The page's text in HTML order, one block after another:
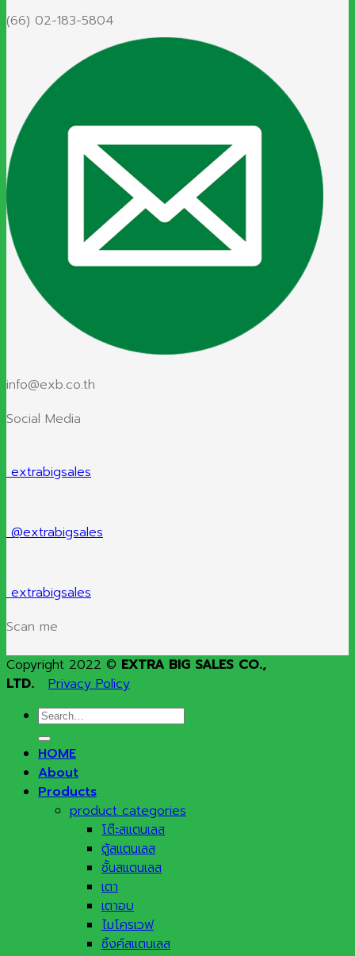
(66) 02-183-5804
info@exb.co.th
Social Media
extrabigsales
@extrabigsales
extrabigsales
Scan me
Copyright 2022 © EXTRA BIG SALES CO.,
LTD.
Privacy Policy
Search
for:
HOME
About
Products
product categories
โต๊ะสแตนเลส
ตู้สแตนเลส
ชั้นสแตนเลส
เตา
เตาอบ
ไมโครเวฟ
ซิ้งค์สแตนเลส